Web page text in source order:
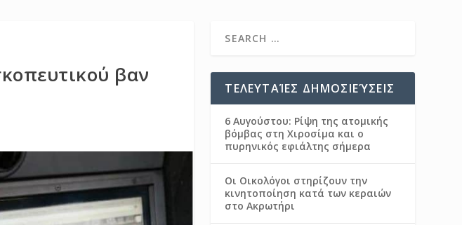
βαν
ΤΕΛΕΥΤΑΊΕΣ ΔΗΜΟΣΙΕΎΣΕΙΣ
6 Αυγούστου: Ρίψη της ατομικής
βόμβας στη Χιροσίμα και ο
πυρηνικός εφιάλτης σήμερα
Οι Οικολόγοι στηρίζουν την
κινητοποίηση κατά των κεραιών
στο Ακρωτήρι